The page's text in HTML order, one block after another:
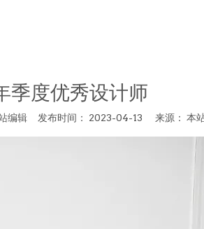
季度优秀设计师
编辑 发布时间： 2023-04-13 来源： 本